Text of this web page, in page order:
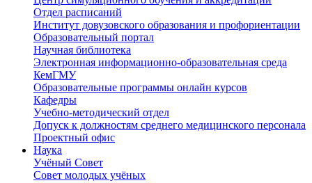
Отдел расписаний
Институт довузовского образования и профориентации
Образовательный портал
Научная библиотека
Электронная информационно-образовательная среда
КемГМУ
Образовательные программы онлайн курсов
Кафедры
Учебно-методический отдел
Допуск к должностям среднего медицинского персонала
Проектный офис
Наука
Учёный Cовет
Совет молодых учёных